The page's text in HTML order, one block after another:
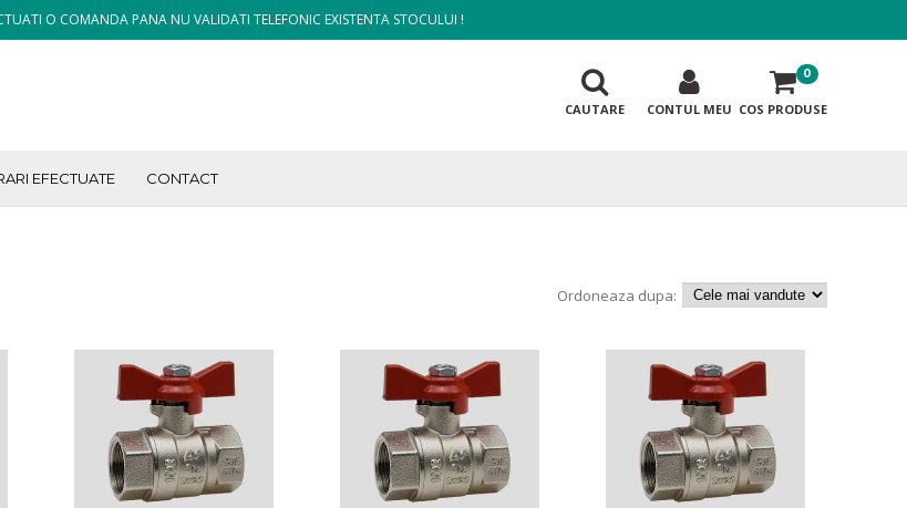
O COMANDA PANA NU VALIDATI TELEFONIC EXISTENTA STOCULUI !
COS PRODUSE
0
CONTUL MEU
CAUTARE
EFECTUATE CONTACT
Ordoneaza dupa: